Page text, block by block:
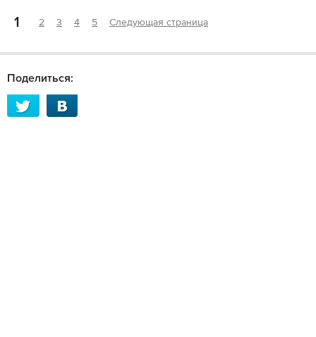
1 2 3 4 5 Следующая страница
Поделиться: